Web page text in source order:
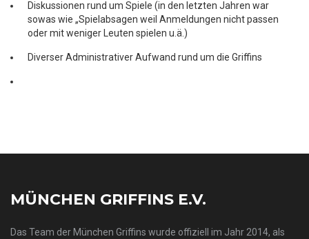
Diskussionen rund um Spiele (in den letzten Jahren war
sowas wie „Spielabsagen weil Anmeldungen nicht passen
oder mit weniger Leuten spielen u.ä.)
Diverser Administrativer Aufwand rund um die Griffins
MÜNCHEN GRIFFINS E.V.
Das Team der München Griffins wurde offiziell im Jahr 2014, als